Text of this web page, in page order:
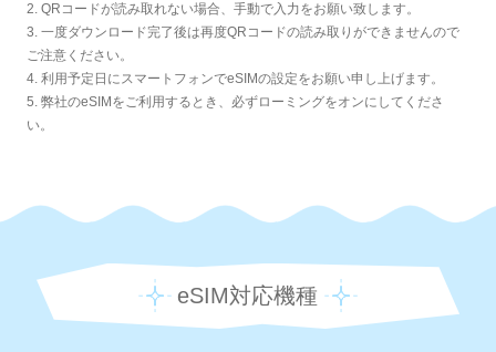
2. QRコードが読み取れない場合、手動で入力をお願い致します。
3. 一度ダウンロード完了後は再度QRコードの読み取りができませんので
ご注意ください。
4. 利用予定日にスマートフォンでeSIMの設定をお願い申し上げます。
5. 弊社のeSIMをご利用するとき、必ずローミングをオンにしてくださ
い。
eSIM対応機種